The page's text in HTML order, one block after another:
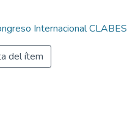
Internacional CLABES
del ítem